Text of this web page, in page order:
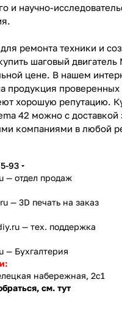
и научно-
ремонта техники и
шаговый двигатель
цене. В нашем
продукция проверенных
хорошую репутацию.
42 можно с доставкой
компаниями в любой
93
— отдел продаж
— 3D печать на заказ
— тех. поддержка
— Бухгалтерия
набережная, 2с1
см. тут